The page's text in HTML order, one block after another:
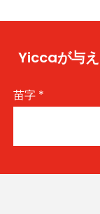
Yiccaが与
苗字 *